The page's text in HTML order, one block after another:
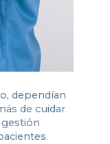
dependían
de cuidar